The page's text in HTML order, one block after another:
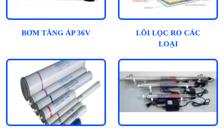
BƠM TĂNG ÁP 36V
LÕI LỌC RO CÁC
LOẠI